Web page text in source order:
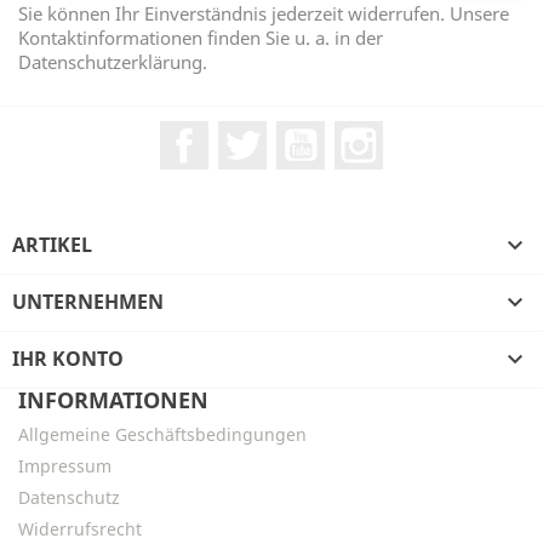
Sie können Ihr Einverständnis jederzeit widerrufen. Unsere
Kontaktinformationen finden Sie u. a. in der
Datenschutzerklärung.
ARTIKEL 
UNTERNEHMEN 
IHR KONTO

INFORMATIONEN
Allgemeine Geschäftsbedingungen
Impressum
Datenschutz
Widerrufsrecht